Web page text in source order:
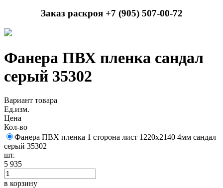
Заказ раскроя +7 (905) 507-00-72
Фанера ПВХ пленка сандал
серый 35302
Вариант товара
Ед.изм.
Цена
Кол-во
Фанера ПВХ пленка 1 сторона лист 1220х2140 4мм сандал
серый 35302
шт.
5 935
в корзину